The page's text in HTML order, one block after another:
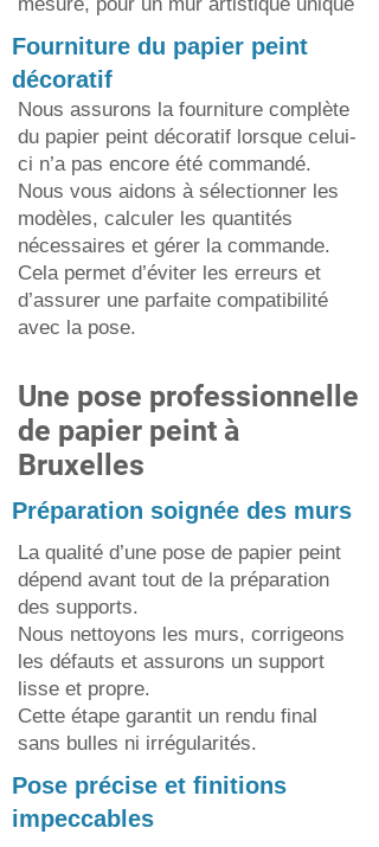
Fourniture du papier peint
décoratif
Nous assurons la fourniture complète
du papier peint décoratif lorsque celui-
ci n’a pas encore été commandé.
Nous vous aidons à sélectionner les
modèles, calculer les quantités
nécessaires et gérer la commande.
Cela permet d’éviter les erreurs et
d’assurer une parfaite compatibilité
avec la pose.
Une pose professionnelle
de papier peint à
Bruxelles
Préparation soignée des murs
La qualité d’une pose de papier peint
dépend avant tout de la préparation
des supports.
Nous nettoyons les murs, corrigeons
les défauts et assurons un support
lisse et propre.
Cette étape garantit un rendu final
sans bulles ni irrégularités.
Pose précise et finitions
impeccables